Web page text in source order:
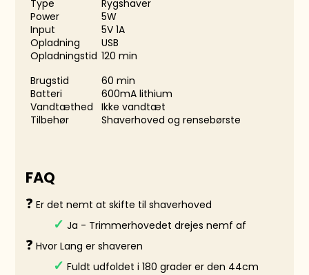
Type
Rygshaver
Power
5W
Input
5V 1A
Opladning
USB
Opladningstid 120 min
Brugstid
60 min
Batteri
600mA lithium
Vandtæthed
Ikke vandtæt
Tilbehør
Shaverhoved og rensebørste
FAQ
❓ Er det nemt at skifte til shaverhoved
✓Ja - Trimmerhovedet drejes nemf af
❓ Hvor Lang er shaveren
✓Fuldt udfoldet i 180 grader er den 44cm